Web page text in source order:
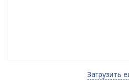
Загрузить